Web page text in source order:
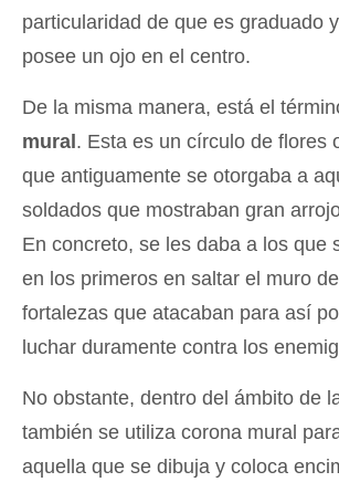
particularidad de que es graduado
posee un ojo en el centro.
De la misma manera, está el
mural. Esta es un círculo de flores
que antiguamente se otorgaba a
soldados que mostraban gran
En concreto, se les daba a los que
en los primeros en saltar el muro
fortalezas que atacaban para así
luchar duramente contra los
No obstante, dentro del ámbito de
también se utiliza corona mural
aquella que se dibuja y coloca